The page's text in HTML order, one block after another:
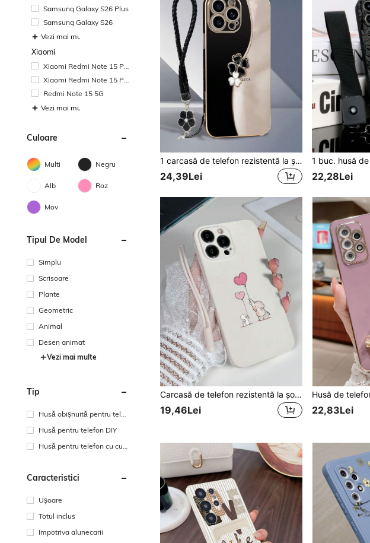
Samsung Galaxy S26 Plus
Samsung Galaxy S26
Vezi mai multe
Xiaomi
Xiaomi Redmi Note 15 Pr
Xiaomi Redmi Note 15 Pr
Redmi Note 15 5G
Vezi mai multe
Culoare
Multi Negru
Alb Roz
Mov
Tipul De Model
Simplu
Scrisoare
Plante
Geometric
Animal
Desen animat
Vezi mai multe
Tip
Husă obișnuită pentru telef
onul mobil
Husă pentru telefon DIY
Husă pentru telefon cu cur
Caracteristici
Ușoare
Totul inclus
Impotriva alunecarii
1 carcasă de telefon rezistentă la șocuri, neagră, din TPU, electrolizată, cu model floral bicolor, și 1 curea de șnur cu strasuri din rășină florală neagră, compatibilă cu telefoanele Apple/Android///
24,39Lei 22,28Lei
Carcasă de telefon rezistentă la șocuri cu model de elefant și iepure Heart Elements, silicon TPU roz la modă, 1 buc. albă TPU, și 1 buc. curea de telefon din silicon albă, compatibilă cu telefoanele Apple/Android, cadou de primăvară cu iepuraș
19,46Lei 22,83Lei